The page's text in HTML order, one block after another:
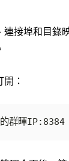
連接埠和目錄
：